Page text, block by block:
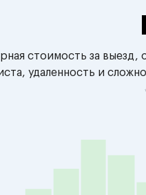
стоимость за
удаленность и